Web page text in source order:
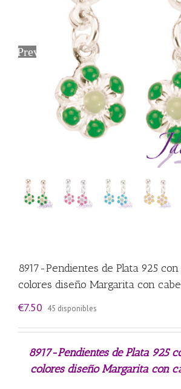
Previous
8917-Pendientes de Plata 925
colores diseño Margarita con
€7.50 45 disponibles
8917-Pendientes de Plata 925
colores diseño Margarita con